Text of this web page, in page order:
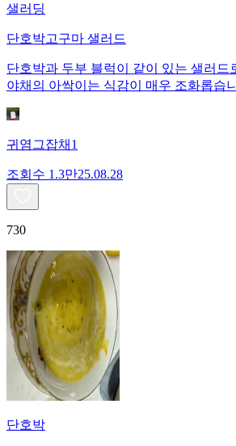
샐러딩
단호박고구마 샐러드
단호박과 두부 블럭이 같이 있는 샐러드
야채의 아싹이는 식감이 매우 조화롭습
귀염그잡채1
조회수 1.3만25.08.28
730
단호박